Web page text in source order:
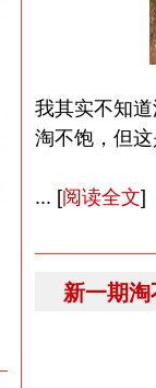
我其实不知
淘不饱，但
... [阅读全文]
新一期